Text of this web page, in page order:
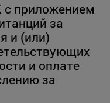
приложением
за
и (или)
и оплате
за